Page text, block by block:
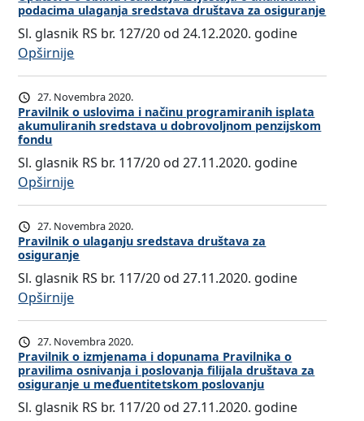
d
i
d
a
t
a
z
a
e
n
a
č
a
j
n
j
e
n
r
a
i
l
n
i
k
a
o
n
a
č
i
n
u
i
k
o
m
j
n
a
m
a
i
d
o
p
u
n
a
m
a
L
O
G
:
O
b
r
s
c
i
z
a
z
r
a
d
u
i
z
podacima ulaganja sredstava društava za osiguranje
Sl. glasnik RS br. 127/20 od 24.12.2020. godine
Opširnije:
U
p
u
t
t
v
o
o
o
b
l
i
k
u
i
s
a
27. Novembra 2020.
Pravilnik o uslovima i načinu programiranih isplata
akumuliranih sredstava u dobrovoljnom penzijskom
fondu
Sl. glasnik RS br. 117/20 od 27.11.2020. godine
Opširnije:
P
r
a
v
i
l
n
i
k
o
u
s
27. Novembra 2020.
Pravilnik o ulaganju sredstava društava za
osiguranje
Sl. glasnik RS br. 117/20 od 27.11.2020. godine
Opširnije:
P
r
a
v
i
l
27. Novembra 2020.
Pravilnik o izmjenama i dopunama Pravilnika o
pravilima osnivanja i poslovanja filijala društava za
osiguranje u međuentitetskom poslovanju
Sl. glasnik RS br. 117/20 od 27.11.2020. godine